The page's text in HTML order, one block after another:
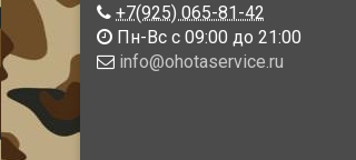
+7(925) 065-81-42
Пн-Вс с 09:00 до 21:00
info@ohotaservice.ru